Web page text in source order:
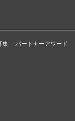
集 パートナーアワード